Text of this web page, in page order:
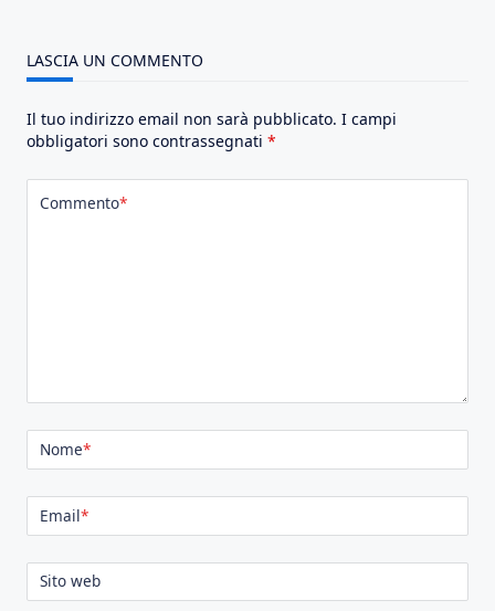
LASCIA UN COMMENTO
Il tuo indirizzo email non sarà pubblicato. I campi
obbligatori sono contrassegnati *
Commento*
Nome*
Email*
Sito web